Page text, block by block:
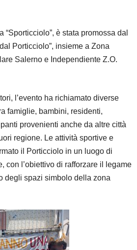
“Sporticciolo”, è stata promossa dal
Porticciolo”, insieme a Zona
Salerno e Independiente Z.O.
l’evento ha richiamato diverse
famiglie, bambini, residenti,
provenienti anche da altre città
regione. Le attività sportive e
il Porticciolo in un luogo di
con l’obiettivo di rafforzare il legame
degli spazi simbolo della zona